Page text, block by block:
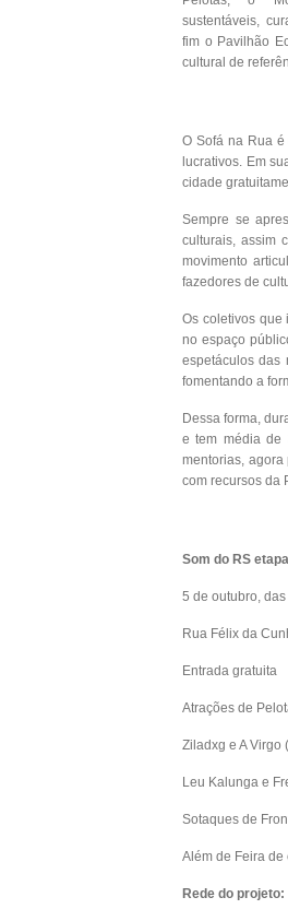
sustentáveis,
fim o Pavilhão
cultural de
O Sofá na Rua
lucrativos. Em
cidade
Sempre se
culturais, assim
movimento
fazedores de
Os coletivos que
no espaço
espetáculos das
fomentando a
Dessa forma,
e tem média de
mentorias,
com recursos da
Som do RS
5 de outubro,
Rua Félix da
Entrada gratuita
Atrações de
Ziladxg e A Virgo
Leu Kalunga e
Sotaques de
Além de Feira
Rede do projeto: